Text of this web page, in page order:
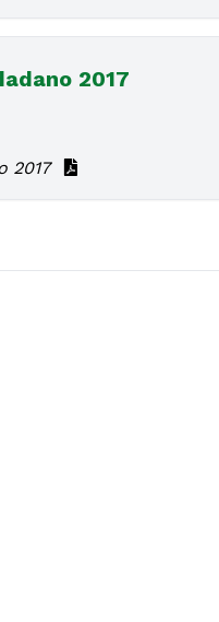
2017
2017